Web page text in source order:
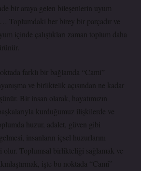
bir araya gelen bileşenlerin uyum
Toplumdaki her birey bir parçadır ve
içinde çalıştıkları zaman toplum daha
farklı bir bağlamda “Cami”
ve birliktelik açısından ne kadar
Bir insan olarak, hayatımızın
kurduğumuz ilişkilerde ve
huzur, adalet, güven gibi
insanların içsel huzurlarını
olur. Toplumsal birlikteliği sağlamak ve
işte bu noktada “Cami”